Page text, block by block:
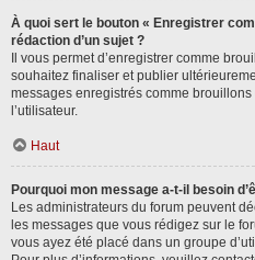
À quoi sert le bouton « Enregistrer
rédaction d’un sujet ?
Il vous permet d’enregistrer comme
souhaitez finaliser et publier
messages enregistrés comme
l’utilisateur.
Haut
Pourquoi mon message a-t-il besoin
Les administrateurs du forum peuvent
les messages que vous rédigez sur le
vous ayez été placé dans un groupe